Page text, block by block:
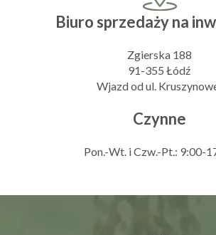
Biuro sprzedaży na
Zgierska 188
91-355 Łódź
Wjazd od ul.
Czynne
Pon.-Wt. i Czw.-Pt.: 9:00-